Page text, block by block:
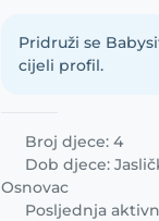
Pridruži se
cijeli profil.
Broj djece: 4
Dob djece:
Osnovac
Posljednja